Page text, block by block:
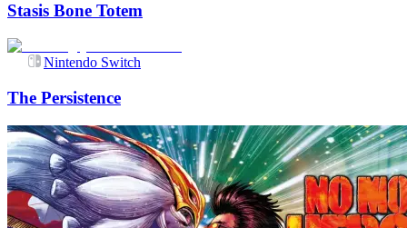
Stasis Bone Totem
Nintendo Switch
The Persistence